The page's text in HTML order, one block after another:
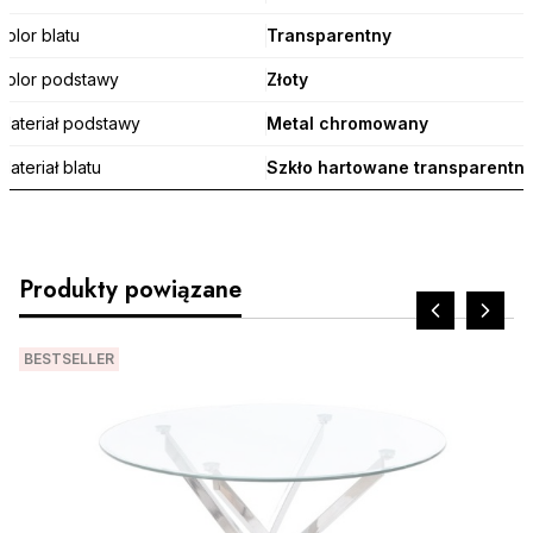
blatu Transparentny
podstawy Złoty
podstawy Metal chromowany
blatu Szkło hartowane
Produkty powiązane
BESTSELLER